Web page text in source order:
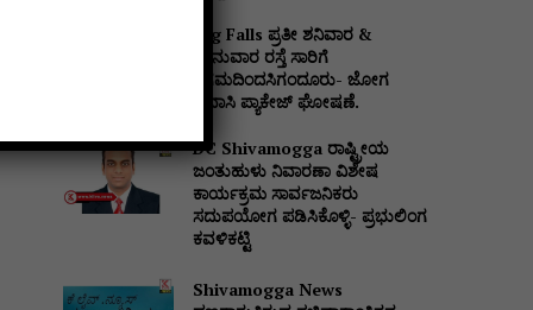
Jog Falls ಪ್ರತೀ ಶನಿವಾರ &
ಭಾನುವಾರ ರಸ್ತೆ ಸಾರಿಗೆ
ನಿಗಮದಿಂದಸಿಗಂದೂರು- ಜೋಗ
ಪ್ರವಾಸಿ ಪ್ಯಾಕೇಜ್ ಘೋಷಣೆ.
DC Shivamogga ರಾಷ್ಟ್ರೀಯ
ಜಂತುಹುಳು ನಿವಾರಣಾ ವಿಶೇಷ
ಕಾರ್ಯಕ್ರಮ ಸಾರ್ವಜನಿಕರು
ಸದುಪಯೋಗ ಪಡಿಸಿಕೊಳ್ಳಿ- ಪ್ರಭುಲಿಂಗ
ಕವಳಿಕಟ್ಟಿ
Shivamogga News